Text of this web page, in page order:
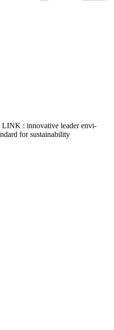
: innovative leader envi-
for sustainability